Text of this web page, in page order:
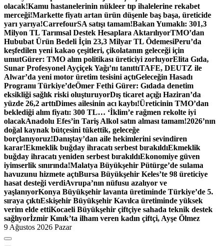
olacak!Kamu hastanelerinin nükleer tıp ihalelerine rekabet
merceği!Markette fiyatı artan ürün düşenle baş başa, üreticide
yarı yarıya!CarrefourSA satışı tamam!Bakan Yumaklı: 301,3
Milyon TL Tarımsal Destek Hesaplara AktarılıyorTMO’dan
Hububat Ürün Bedeli İçin 23,3 Milyar TL ÖdemesiPeru’da
keşfedilen yeni kakao çeşitleri, çikolatanın geleceği için
umutGürer: TMO alım politikası üreticiyi zorluyorElita Gıda,
Sunar Profesyonel Ayçiçek Yağı’nı tanıttıTAFE, DEUTZ ile
Alwar’da yeni motor üretim tesisini açtıGeleceğin Hasadı
Programı Türkiye’deÖmer Fethi Gürer: Gıdada denetim
eksikliği sağlık riski oluşturuyorDış ticaret açığı Haziran’da
yüzde 26,2 arttıDimes ailesinin acı kaybı!Üreticinin TMO’dan
beklediği alım fiyatı: 300 TL… ‘İklim’e rağmen rekolte iyi
olacakAnadolu Efes’in Tariş Alkol satın alması tamam!2026’nın
doğal kaynak bütçesini tükettik, geleceğe
borçlanıyoruz!Danıştay’dan aile hekimlerini sevindiren
karar!Ekmeklik buğday ihracatı serbest bırakıldıEkmeklik
buğday ihracatı yeniden serbest bırakıldıEkonomiye güven
iyimserlik sınırında!Malatya Büyükşehir Pütürge’de sulama
havuzunu hizmete açtıBursa Büyükşehir Keles’te 98 üreticiye
hasat desteği verdiAvrupa’nın nüfusu azalıyor ve
yaşlanıyorKonya Büyükşehir lavanta üretiminde Türkiye’de 5.
sıraya çıktıEskişehir Büyükşehir Kavılca üretiminde yüksek
verim elde ettiKocaeli Büyükşehir çiftçiye sahada teknik destek
sağlıyorİzmir Kınık’ta ilham veren kadın çiftçi, Ayşe Ölmez
9 Ağustos 2026 Pazar